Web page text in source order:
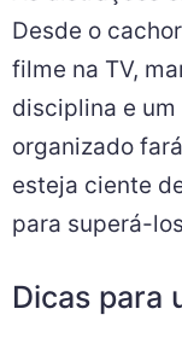
Desde o
filme na TV,
disciplina e
organizado
esteja ciente
para superá-
Dicas para